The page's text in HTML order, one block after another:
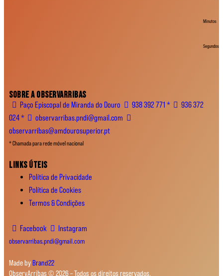
Minutos
Segundos
SOBRE A OBSERVARRIBAS
Paço Episcopal de Miranda do Douro 938 392 771 *
936 372
024 *
observarribas.pndi@gmail.com
observarribas@amdourosuperior.pt
* Chamada para rede móvel nacional
LINKS ÚTEIS
Política de Privacidade
Política de Cookies
Termos & Condições
Facebook Instagram
observarribas.pndi@gmail.com
Made byBrand22
ObservArribas © 2026 – Todos os direitos reservados.